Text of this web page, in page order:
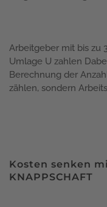
Arbeitgeber mit bis zu
Umlage U zahlen
Berechnung der
zählen, sondern
Kosten senken
KNAPPSCHAFT